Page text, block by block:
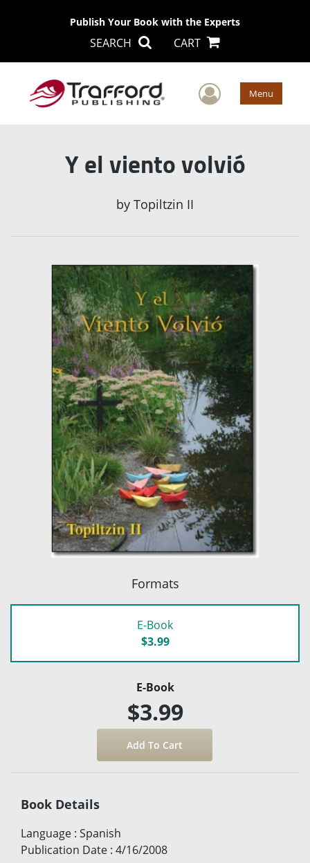
Publish Your Book with the Experts
SEARCH CART
User Menu
Y el viento volvió
by Topiltzin II
Formats
E-Book
$3.99
E-Book
$3.99
Book Details
Language : Spanish
Publication Date : 4/16/2008